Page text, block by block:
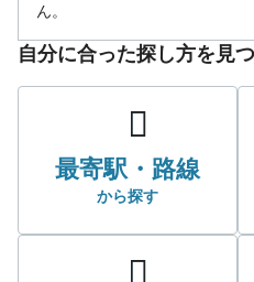
ん。
自分に合った探し方を見
最寄駅・路線
から探す